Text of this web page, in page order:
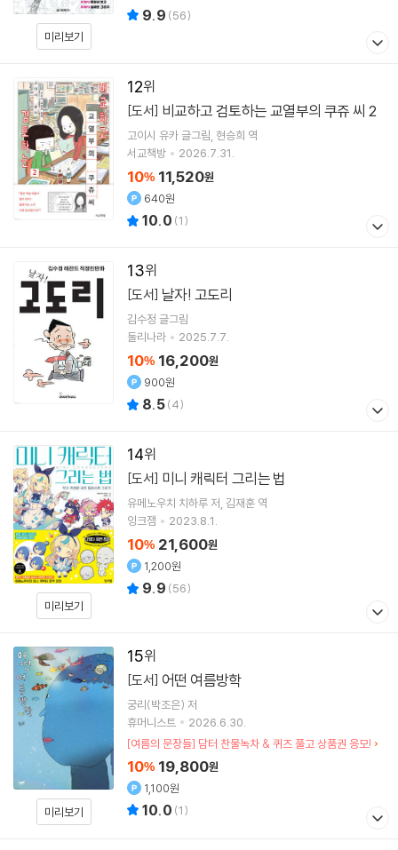
미리보기
9.9 (56)
12
[도서] 비교하고 검토하는 교열부의 쿠쥬 씨 2
고이시 유카글그림 현승희 역
서교책방
2026.7.31.
10% 11,520원
640원
10.0 (1)
13
[도서] 날자! 고도리
김수정 글그림
둘리나라
2025.7.7.
10% 16,200원
900원
8.5(4)
14
미리보기
[도서] 미니 캐릭터 그리는 법
유메노우치 치하루저 김재훈 역
잉크잼
2023.8.1.
10% 21,600원
1,200원
9.9 (56)
15
미리보기
[도서] 어떤 여름방학
궁리(박조은) 저
휴머니스트
2026.6.30.
[여름의 문장들] 담터 찬물녹차 & 퀴즈 풀고 상품권 응모!
10% 19,800원
1,100원
10.0 (1)